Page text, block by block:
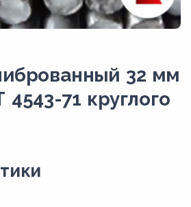
32 мм
71 круглого